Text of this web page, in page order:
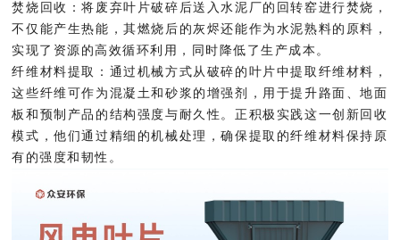
焚烧回收：将废弃叶片破碎后送入水泥厂的回转窑进行焚烧，
不仅能产生热能，其燃烧后的灰烬还能作为水泥熟料的原料，
实现了资源的高效循环利用，同时降低了生产成本。
纤维材料提取：通过机械方式从破碎的叶片中提取纤维材料，
这些纤维可作为混凝土和砂浆的增强剂，用于提升路面、地面
板和预制产品的结构强度与耐久性。正积极实践这一创新回收
模式，他们通过精细的机械处理，确保提取的纤维材料保持原
有的强度和韧性。